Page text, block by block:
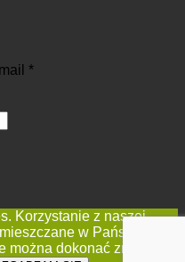
*Wymagane
Korzystanie z naszej
w Państwa
można dokonać zmiany